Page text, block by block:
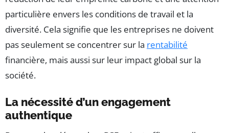
particulière envers les conditions de travail et la
diversité. Cela signifie que les entreprises ne doivent
pas seulement se concentrer sur la rentabilité
financière, mais aussi sur leur impact global sur la
société.
La nécessité d’un engagement
authentique